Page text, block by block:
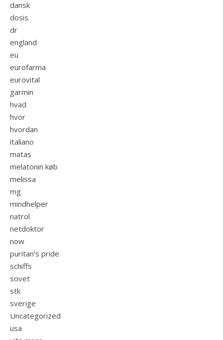
dansk
dosis
dr
england
eu
eurofarma
eurovital
garmin
hvad
hvor
hvordan
italiano
matas
melatonin køb
melissa
mg
mindhelper
natrol
netdoktor
now
puritan's pride
schiffs
sovet
stk
sverige
Uncategorized
usa